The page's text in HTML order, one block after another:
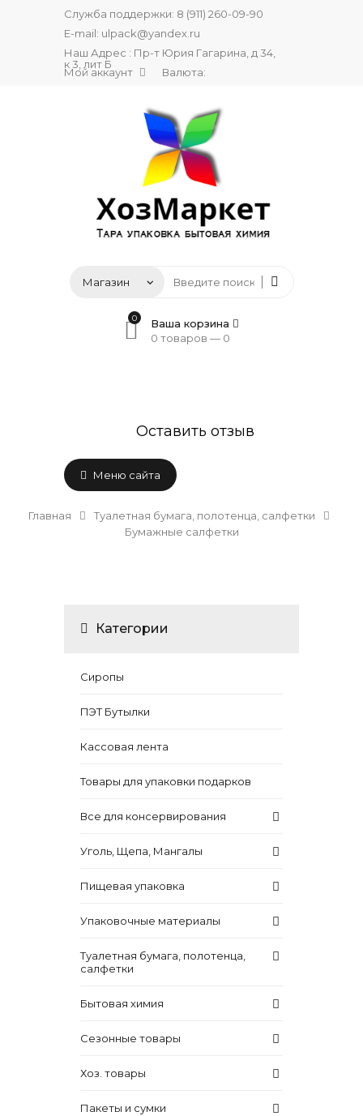
Служба поддержки: 8 (911) 260-09-90
E-mail: ulpack@yandex.ru
Наш Адрес : Пр-т Юрия Гагарина, д 34,
к 3, лит Б
Мой аккаунт Валюта:
0
Ваша корзина
0 товаров — 0
Оставить отзыв
Меню сайта
Главная
Туалетная бумага, полотенца, салфетки
Бумажные салфетки
Категории
Сиропы
ПЭТ Бутылки
Кассовая лента
Товары для упаковки подарков
Все для консервирования
Уголь, Щепа, Мангалы
Пищевая упаковка
Упаковочные материалы
Туалетная бумага, полотенца,
салфетки
Бытовая химия
Сезонные товары
Хоз. товары
Пакеты и сумки